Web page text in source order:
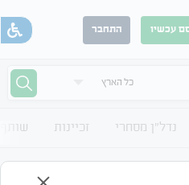
עכשיו התחבר
נדל"ן מסחרי זכיינות